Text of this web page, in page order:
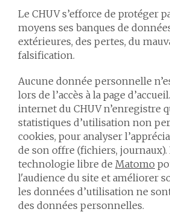
Le CHUV s’efforce de protéger
moyens ses banques de
extérieures, des pertes, du
falsification.
Aucune donnée personnelle
lors de l’accès à la page
internet du CHUV n’enregistre
statistiques d’utilisation non
cookies, pour analyser
de son offre (fichiers,
technologie libre de Matomo
l'audience du site et améliorer
les données d’utilisation ne
des données personnelles.